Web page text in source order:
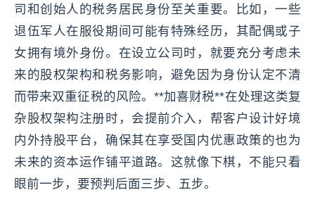
司和创始人的税务居民身份至关重要。比如，一些
退伍军人在服役期间可能有特殊经历，其配偶或子
女拥有境外身份。在设立公司时，就要充分考虑未
来的股权架构和税务影响，避免因为身份认定不清
而带来双重征税的风险。**加喜财税**在处理这类复
杂股权架构注册时，会提前介入，帮客户设计好境
内外持股平台，确保其在享受国内优惠政策的也为
未来的资本运作铺平道路。这就像下棋，不能只看
眼前一步，要预判后面三步、五步。